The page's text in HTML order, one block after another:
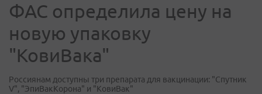
ФАС определила цену на
новую упаковку
"КовиВака"
Россиянам доступны три препарата для вакцинации: "Спутник
V", "ЭпиВакКорона" и "КовиВак"